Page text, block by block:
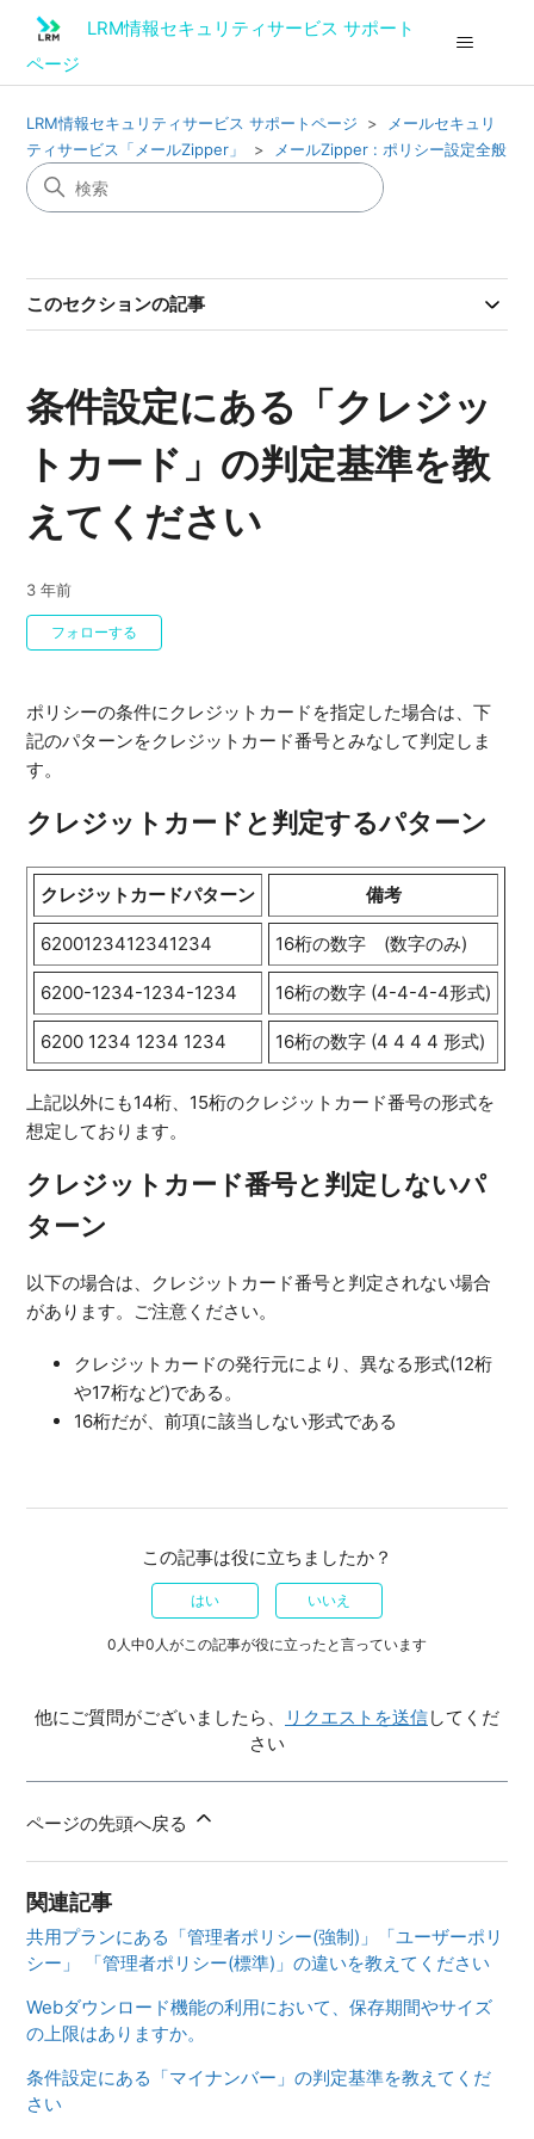
LRM情報セキュリティサービス サポート
ページ
LRM情報セキュリティサービス サポートページ
メールセキュリ
ティサービス「メールZipper」
メールZipper : ポリシー設定全般
このセクションの記事
条件設定にある「クレジッ
トカード」の判定基準を教
えてください
3 年前
フォローする
ポリシーの条件にクレジットカードを指定した場合は、下
記のパターンをクレジットカード番号とみなして判定しま
す。
クレジットカードと判定するパターン
クレジットカードパターン 備考
6200123412341234 16桁の数字 (数字のみ)
6200-1234-1234-1234 16桁の数字 (4-4-4-4形式)
6200 1234 1234 1234 16桁の数字 (4 4 4 4 形式)
上記以外にも14桁、15桁のクレジットカード番号の形式を
想定しております。
クレジットカード番号と判定しないパ
ターン
以下の場合は、クレジットカード番号と判定されない場合
があります。ご注意ください。
クレジットカードの発行元により、異なる形式(12桁
や17桁など)である。
16桁だが、前項に該当しない形式である
この記事は役に立ちましたか？
はい いいえ
0人中0人がこの記事が役に立ったと言っています
他にご質問がございましたら、 リクエストを送信してくだ
さい
ページの先頭へ戻る
関連記事
共用プランにある「管理者ポリシー(強制)」「ユーザーポリ
シー」 「管理者ポリシー(標準)」の違いを教えてください
Webダウンロード機能の利用において、保存期間やサイズ
の上限はありますか。
条件設定にある「マイナンバー」の判定基準を教えてくだ
さい